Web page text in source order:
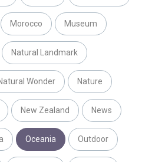
Morocco Museum
Natural Landmark
Wonder Nature
New Zealand News
Oceania Outdoor